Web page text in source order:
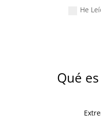
He
Qué